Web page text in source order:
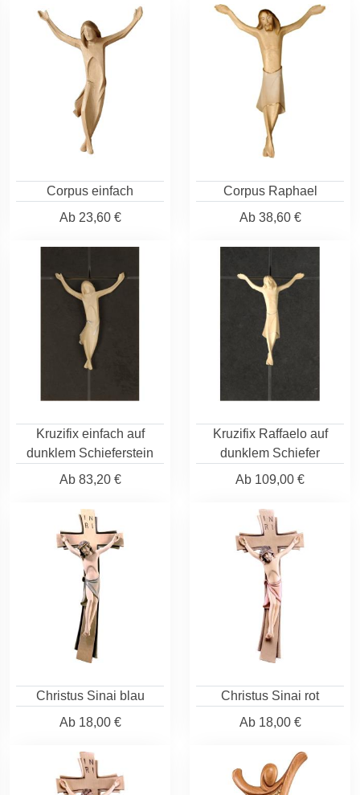
Corpus einfach
Ab23,60 €
Corpus Raphael
Ab38,60 €
Kruzifix einfach auf
dunklem Schieferstein
Ab83,20 €
Kruzifix Raffaelo auf
dunklem Schiefer
Ab 109,00 €
Christus Sinai blau
Ab18,00 €
Christus Sinai rot
Ab18,00 €